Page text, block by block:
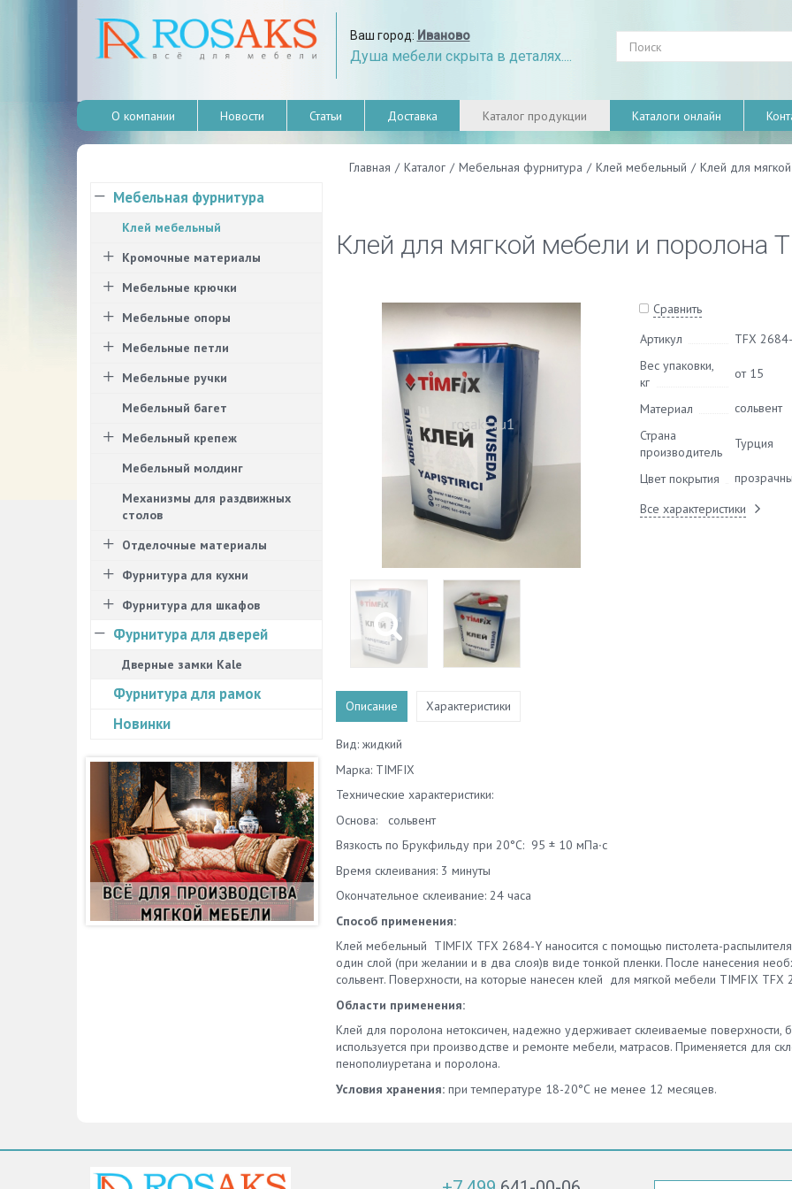
Ваш город: Иваново
Душа мебели скрыта в деталях....
О компании Новости Статьи Доставка Каталог продукции Каталоги онлайн
Главная / Каталог / Мебельная фурнитура / Клей мебельный / Клей для
Клей для мягкой мебели и поролона
Сравнить
Артикул
TFX
Вес упаковки,
кг
от 15
Материал
сольвент
Страна
производитель
Турция
Цвет покрытия
Все характеристики
Описание Характеристики
Вид: жидкий
Марка: TIMFIX
Технические характеристики:
Основа: сольвент
Вязкость по Брукфильду при 20°С: 95 ± 10 мПа∙с
Время склеивания: 3 минуты
Окончательное склеивание: 24 часа
Способ применения:
Клей мебельный TIMFIX TFX 2684-Y наносится с помощью пистолета-
один слой (при желании и в два слоя)в виде тонкой пленки. После нанесения
сольвент. Поверхности, на которые нанесен клей для мягкой мебели TIMFIX
Области применения:
Клей для поролона нетоксичен, надежно удерживает склеиваемые поверхности,
используется при производстве и ремонте мебели, матрасов. Применяется для
пенополиуретана и поролона.
Условия хранения:при температуре 18-20°С не менее 12 месяцев.
Мебельная фурнитура
Клей мебельный
Кромочные материалы
Мебельные крючки
Мебельные опоры
Мебельные петли
Мебельные ручки
Мебельный багет
Мебельный крепеж
Мебельный молдинг
Механизмы для раздвижных
столов
Отделочные материалы
Фурнитура для кухни
Фурнитура для шкафов
Фурнитура для дверей
Дверные замки Kale
Фурнитура для рамок
Новинки